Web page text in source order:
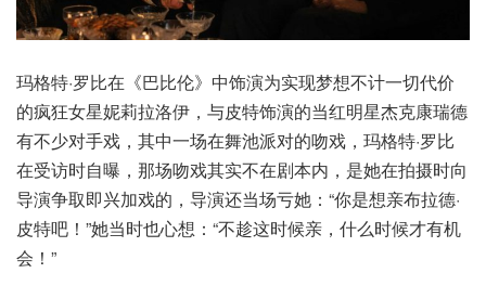
玛格特·罗比在《巴比伦》中饰演为实现梦想不计一切代价
的疯狂女星妮莉拉洛伊，与皮特饰演的当红明星杰克康瑞德
有不少对手戏，其中一场在舞池派对的吻戏，玛格特·罗比
在受访时自曝，那场吻戏其实不在剧本内，是她在拍摄时向
导演争取即兴加戏的，导演还当场亏她：“你是想亲布拉德·
皮特吧！”她当时也心想：“不趁这时候亲，什么时候才有机
会！”